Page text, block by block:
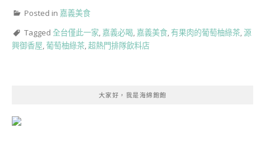
Posted in 嘉義美食
Tagged 全台僅此一家, 嘉義必喝, 嘉義美食,有果肉的葡萄柚綠茶,源
興御香屋,葡萄柚綠茶,超熱門排隊飲料店
大家好，我是海綿飽飽